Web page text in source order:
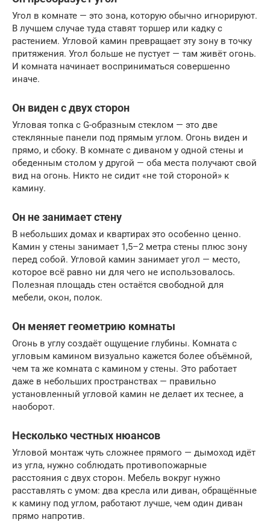
Угол в комнате — это зона, которую обычно игнорируют.
В лучшем случае туда ставят торшер или кадку с
растением. Угловой камин превращает эту зону в точку
притяжения. Угол больше не пустует — там живёт огонь.
И комната начинает восприниматься совершенно
иначе.
Он виден с двух сторон
Угловая топка с G-образным стеклом — это две
стеклянные панели под прямым углом. Огонь виден и
прямо, и сбоку. В комнате с диваном у одной стены и
обеденным столом у другой — оба места получают свой
вид на огонь. Никто не сидит «не той стороной» к
камину.
Он не занимает стену
В небольших домах и квартирах это особенно ценно.
Камин у стены занимает 1,5–2 метра стены плюс зону
перед собой. Угловой камин занимает угол — место,
которое всё равно ни для чего не использовалось.
Полезная площадь стен остаётся свободной для
мебели, окон, полок.
Он меняет геометрию комнаты
Огонь в углу создаёт ощущение глубины. Комната с
угловым камином визуально кажется более объёмной,
чем та же комната с камином у стены. Это работает
даже в небольших пространствах — правильно
установленный угловой камин не делает их теснее, а
наоборот.
Несколько честных нюансов
Угловой монтаж чуть сложнее прямого — дымоход идёт
из угла, нужно соблюдать противопожарные
расстояния с двух сторон. Мебель вокруг нужно
расставлять с умом: два кресла или диван, обращённые
к камину под углом, работают лучше, чем один диван
прямо напротив.